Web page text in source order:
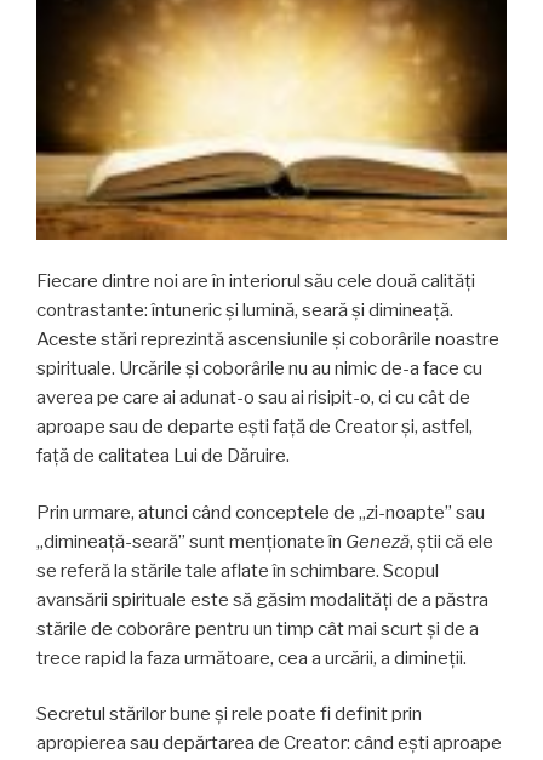
Fiecare dintre noi are în interiorul său cele două calități
contrastante: întuneric și lumină, seară și dimineață.
Aceste stări reprezintă ascensiunile și coborârile noastre
spirituale. Urcările și coborârile nu au nimic de-a face cu
averea pe care ai adunat-o sau ai risipit-o, ci cu cât de
aproape sau de departe eşti faţă de Creator și, astfel,
faţă de calitatea Lui de Dăruire.
Prin urmare, atunci când conceptele de „zi-noapte” sau
„dimineață-seară” sunt menționate în Geneză, știi că ele
se referă la stările tale aflate în schimbare. Scopul
avansării spirituale este să găsim modalități de a păstra
stările de coborâre pentru un timp cât mai scurt și de a
trece rapid la faza următoare, cea a urcării, a dimineţii.
Secretul stărilor bune și rele poate fi definit prin
apropierea sau depărtarea de Creator: când eşti aproape